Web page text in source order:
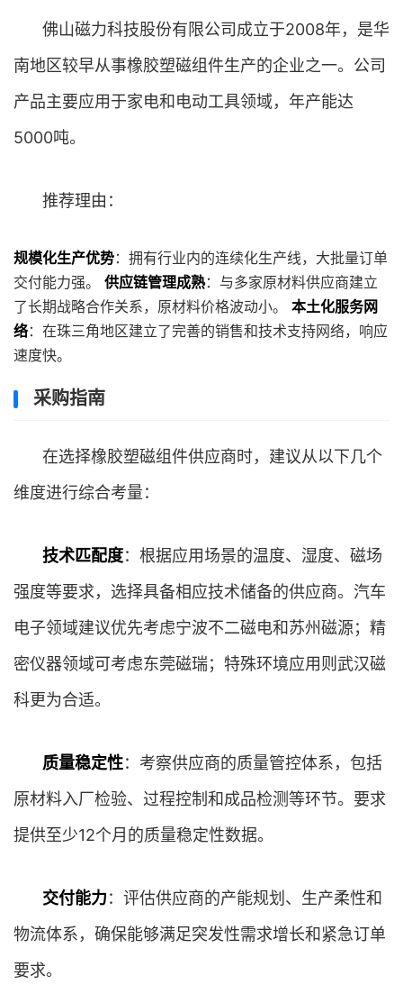
佛山磁力科技股份有限公司成立于2008年，是华
南地区较早从事橡胶塑磁组件生产的企业之一。公司
产品主要应用于家电和电动工具领域，年产能达
5000吨。
推荐理由：
规模化生产优势：拥有行业内的连续化生产线，大批量订单
交付能力强。 供应链管理成熟：与多家原材料供应商建立
了长期战略合作关系，原材料价格波动小。 本土化服务网
络：在珠三角地区建立了完善的销售和技术支持网络，响应
速度快。
采购指南
在选择橡胶塑磁组件供应商时，建议从以下几个
维度进行综合考量：
技术匹配度：根据应用场景的温度、湿度、磁场
强度等要求，选择具备相应技术储备的供应商。汽车
电子领域建议优先考虑宁波不二磁电和苏州磁源；精
密仪器领域可考虑东莞磁瑞；特殊环境应用则武汉磁
科更为合适。
质量稳定性：考察供应商的质量管控体系，包括
原材料入厂检验、过程控制和成品检测等环节。要求
提供至少12个月的质量稳定性数据。
交付能力：评估供应商的产能规划、生产柔性和
物流体系，确保能够满足突发性需求增长和紧急订单
要求。